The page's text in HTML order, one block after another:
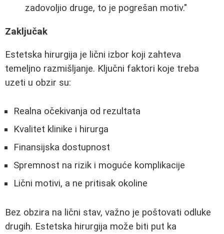
zadovoljio druge, to je pogrešan motiv."
Zaključak
Estetska hirurgija je lični izbor koji zahteva
temeljno razmišljanje. Ključni faktori koje treba
uzeti u obzir su:
Realna očekivanja od rezultata
Kvalitet klinike i hirurga
Finansijska dostupnost
Spremnost na rizik i moguće komplikacije
Lični motivi, a ne pritisak okoline
Bez obzira na lični stav, važno je poštovati odluke
drugih. Estetska hirurgija može biti put ka